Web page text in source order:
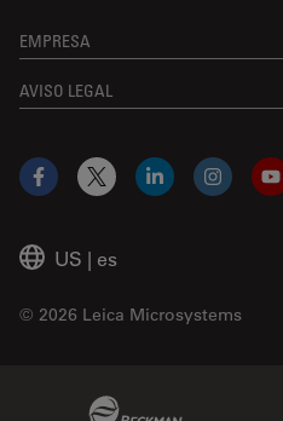
EMPRESA
AVISO LEGAL
US | es
© 2026 Leica Microsystems
Facebook
X LinkedIn